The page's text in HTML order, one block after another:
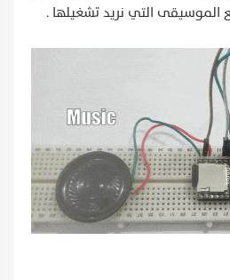
الموسيقى التي نريد تشغيلها .